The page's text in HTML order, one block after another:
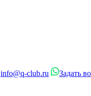
info@q-club.ru Задать